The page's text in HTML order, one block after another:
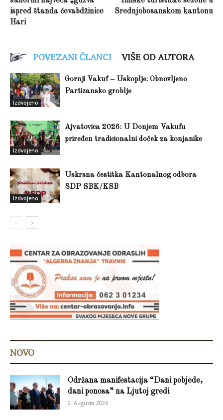
ispred štanda ćevabdžinice
Hari
Srednjobosanskom kantonu
POVEZANI ČLANCI VIŠE OD AUTORA
Izdvojeno
Gornji Vakuf – Uskoplje: Obnovljeno
Partizansko groblje
Izdvojeno
Ajvatovica 2026: U Donjem Vakufu
priređen tradicionalni doček za konjanike
Izdvojeno
Uskrsna čestitka Kantonalnog odbora
SDP SBK/KSB
NOVO
Održana manifestacija “Dani pobjede,
dani ponosa” na Ljutoj gredi
2. Augusta 2026.